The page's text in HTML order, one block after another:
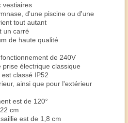
vestiaires
d'une piscine ou d'une
tout autant
un carré
de haute qualité
de 240V
électrique classique
est classé IP52
ainsi que pour l'extérieur
est de 120°
cm
est de 1,8 cm